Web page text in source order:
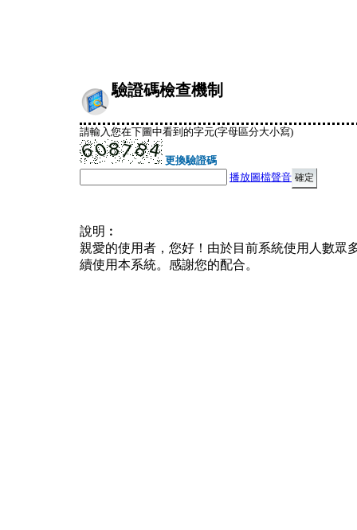
驗證碼檢查機制
請輸入您在下圖中看到的字元(字母區分大小寫)
更換驗證碼
播放圖檔聲音
說明︰
親愛的使用者，您好！由於目前系統使用人數眾
續使用本系統。感謝您的配合。